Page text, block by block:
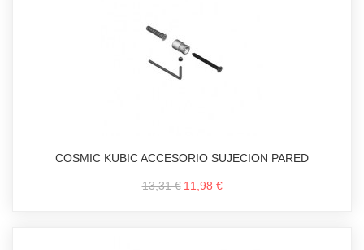
COSMIC KUBIC ACCESORIO SUJECION PARED
13,31 € 11,98 €